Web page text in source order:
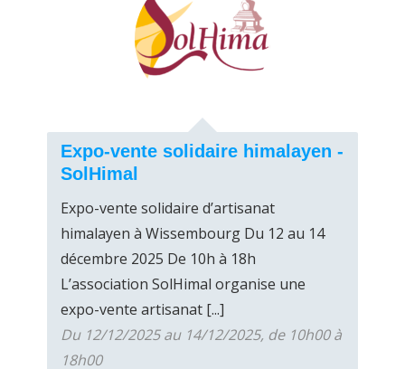
Expo-vente solidaire himalayen -
SolHimal
Expo-vente solidaire d’artisanat
himalayen à Wissembourg Du 12 au 14
décembre 2025 De 10h à 18h
L’association SolHimal organise une
expo-vente artisanat [...]
Du 12/12/2025 au 14/12/2025, de 10h00 à
18h00